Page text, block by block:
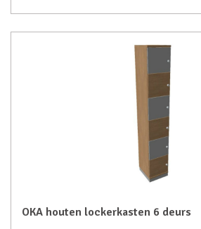
OKA houten lockerkasten 6 deurs